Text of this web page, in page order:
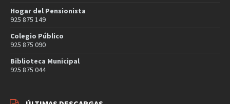
Hogar del Pensionista
925 875 149
Colegio Público
925 875 090
Biblioteca Municipal
925 875 044